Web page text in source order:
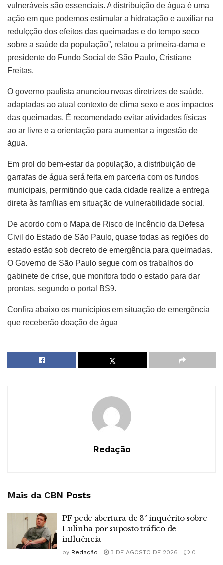
vulneráveis são essenciais. A distribuição de água é uma
ação em que podemos estimular a hidratação e auxiliar na
redulçção dos efeitos das queimadas e do tempo seco
sobre a saúde da população”, relatou a primeira-dama e
presidente do Fundo Social de São Paulo, Cristiane
Freitas.
O governo paulista anunciou nvoas diretrizes de saúde,
adaptadas ao atual contexto de clima sexo e aos impactos
das queimadas. É recomendado evitar atividades físicas
ao ar livre e a orientação para aumentar a ingestão de
água.
Em prol do bem-estar da população, a distribuição de
garrafas de água será feita em parceria com os fundos
municipais, permitindo que cada cidade realize a entrega
direta às famílias em situação de vulnerabilidade social.
De acordo com o Mapa de Risco de Incêncio da Defesa
Civil do Estado de São Paulo, quase todas as regiões do
estado estão sob decreto de emergência para queimadas.
O Governo de São Paulo segue com os trabalhos do
gabinete de crise, que monitora todo o estado para dar
prontas, segundo o portal BS9.
Confira abaixo os municípios em situação de emergência
que receberão doação de água
Redação
Mais da CBN Posts
PF pede abertura de 3º inquérito sobre
Lulinha por suposto tráfico de
influência
by Redação 3 DE AGOSTO DE 2026 0